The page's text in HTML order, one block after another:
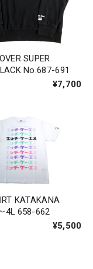
SUPER
No.687-691
¥7,700
KATAKANA
4L 658-662
¥5,500